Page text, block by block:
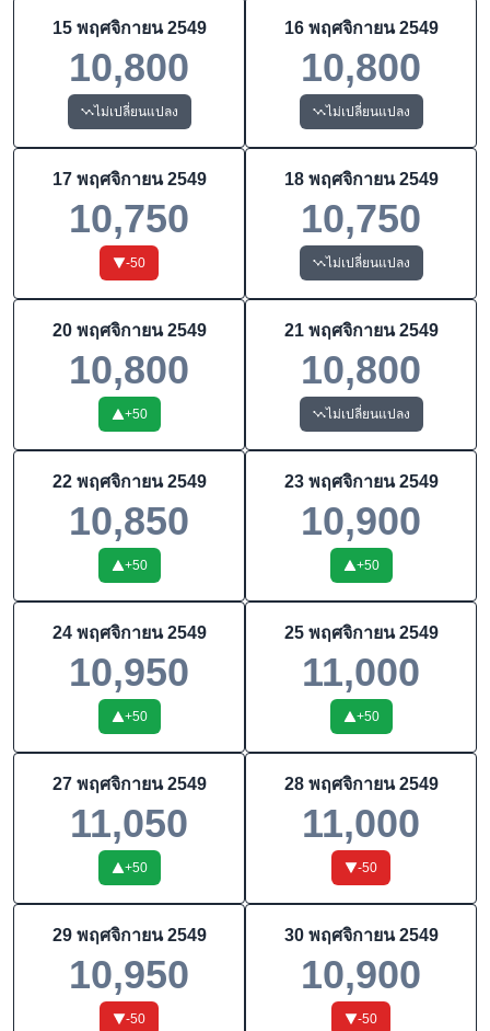
15 พฤศจิกายน 2549
10,800
ไม่เปลี่ยนแปลง
16 พฤศจิกายน 2549
10,800
ไม่เปลี่ยนแปลง
17 พฤศจิกายน 2549
10,750
-50
18 พฤศจิกายน 2549
10,750
ไม่เปลี่ยนแปลง
20 พฤศจิกายน 2549
10,800
+50
21 พฤศจิกายน 2549
10,800
ไม่เปลี่ยนแปลง
22 พฤศจิกายน 2549
10,850
+50
23 พฤศจิกายน 2549
10,900
+50
24 พฤศจิกายน 2549
10,950
+50
25 พฤศจิกายน 2549
11,000
+50
27 พฤศจิกายน 2549
11,050
+50
28 พฤศจิกายน 2549
11,000
-50
29 พฤศจิกายน 2549
10,950
-50
30 พฤศจิกายน 2549
10,900
-50